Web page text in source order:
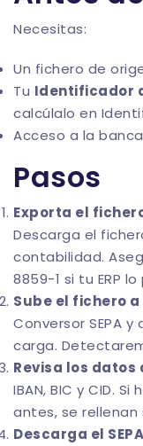
Necesitas:
Un fichero de
Tu Identificador
calcúlalo en
Acceso a la
Pasos
Exporta el
Descarga el
contabilidad.
8859-1 si tu ERP
Sube el fichero a
Conversor SEPA y
carga.
Revisa los datos
IBAN, BIC y CID.
antes, se rellenan
Descarga el